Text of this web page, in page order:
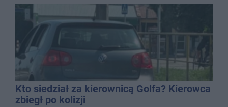
Kto siedział za kierownicą Golfa? Kierowca
zbiegł po kolizji